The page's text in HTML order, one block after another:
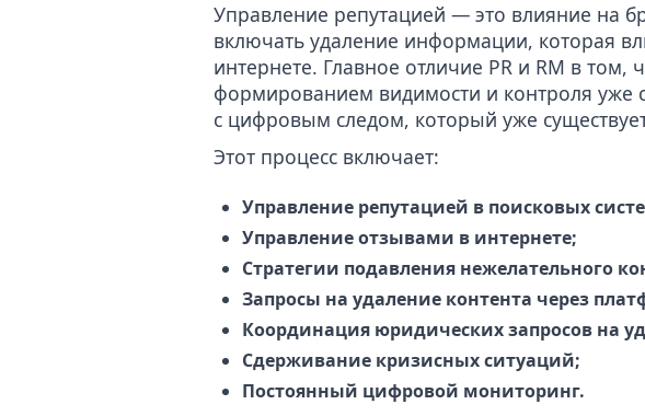
Управление репутацией — это влияние на
включать удаление информации, которая
интернете. Главное отличие PR и RM в
формированием видимости и контроля уже
с цифровым следом, который уже
Этот процесс включает:
Управление репутацией в поисковых
Управление отзывами в интернете;
Стратегии подавления нежелательного
Запросы на удаление контента через
Координация юридических запросов на
Сдерживание кризисных ситуаций;
Постоянный цифровой мониторинг.